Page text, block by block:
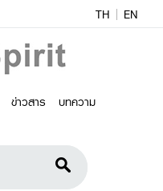
TH EN
ข่าวสาร
บทความ